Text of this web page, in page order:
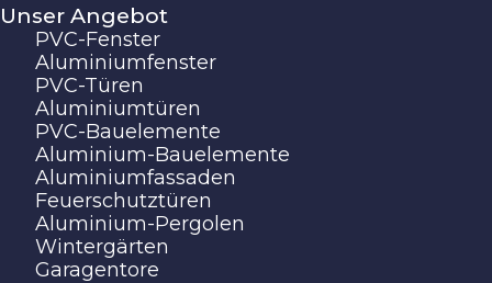
Unser Angebot
PVC-Fenster
Aluminiumfenster
PVC-Türen
Aluminiumtüren
PVC-Bauelemente
Aluminium-Bauelemente
Aluminiumfassaden
Feuerschutztüren
Aluminium-Pergolen
Wintergärten
Garagentore